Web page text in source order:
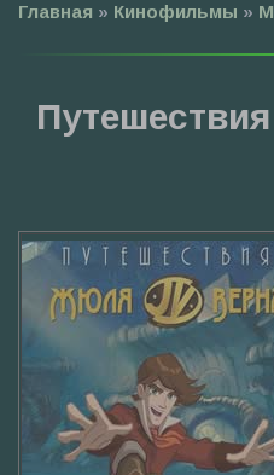
Главная » Кинофильмы »